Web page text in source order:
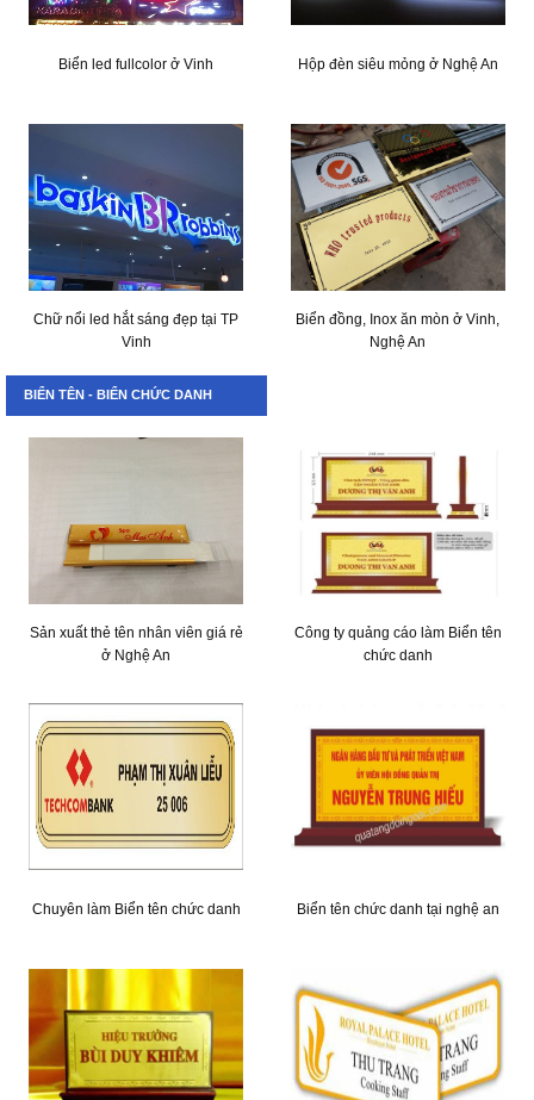
Biển led fullcolor ở Vinh Hộp đèn siêu mỏng ở Nghệ An
Chữ nổi led hắt sáng đẹp tại TP
Vinh
Biển đồng, Inox ăn mòn ở Vinh,
Nghệ An
BIỂN TÊN - BIỂN CHỨC DANH
Sản xuất thẻ tên nhân viên giá rẻ
ở Nghệ An
Công ty quảng cáo làm Biển tên
chức danh
Chuyên làm Biển tên chức danh Biển tên chức danh tại nghệ an